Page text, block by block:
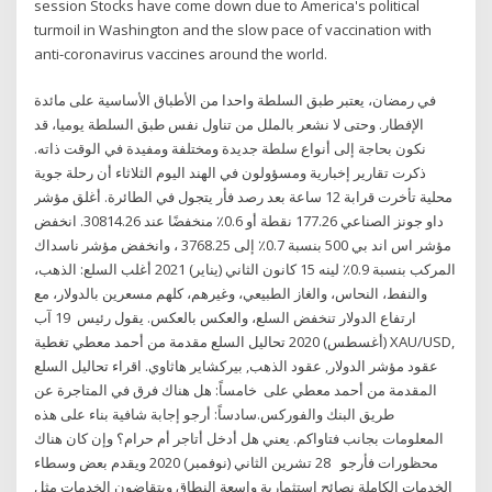
session Stocks have come down due to America's political
turmoil in Washington and the slow pace of vaccination with
anti-coronavirus vaccines around the world.
في رمضان، يعتبر طبق السلطة واحدا من الأطباق الأساسية على مائدة
الإفطار. وحتى لا نشعر بالملل من تناول نفس طبق السلطة يوميا، قد
نكون بحاجة إلى أنواع سلطة جديدة ومختلفة ومفيدة في الوقت ذاته.
ذكرت تقارير إخبارية ومسؤولون في الهند اليوم الثلاثاء أن رحلة جوية
محلية تأخرت قرابة 12 ساعة بعد رصد فأر يتجول في الطائرة. أغلق مؤشر
داو جونز الصناعي 177.26 نقطة أو 0.6٪ منخفضًا عند 30814.26. انخفض
مؤشر اس اند بي 500 بنسبة 0.7٪ إلى 3768.25 ، وانخفض مؤشر ناسداك
المركب بنسبة 0.9٪ لينه 15 كانون الثاني (يناير) 2021 أغلب السلع: الذهب،
والنفط، النحاس، والغاز الطبيعي، وغيرهم، كلهم مسعرين بالدولار، مع
ارتفاع الدولار تنخفض السلع، والعكس بالعكس. يقول رئيس 19 آب
(أغسطس) 2020 تحاليل السلع مقدمة من أحمد معطي تغطية XAU/USD,
عقود مؤشر الدولار, عقود الذهب, بيركشاير هاثاوي. اقراء تحاليل السلع
المقدمة من أحمد معطي على خامساً: هل هناك فرق في المتاجرة عن
طريق البنك والفوركس.سادساً: أرجو إجابة شافية بناء على هذه
المعلومات بجانب فتاواكم. يعني هل أدخل أتاجر أم حرام؟ وإن كان هناك
محظورات فأرجو 28 تشرين الثاني (نوفمبر) 2020 ويقدم بعض وسطاء
الخدمات الكاملة نصائح استثمارية واسعة النطاق ويتقاضون الخدمات مثل